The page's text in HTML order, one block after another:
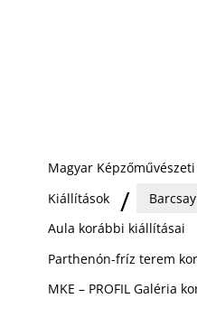
Magyar
Kiállítások
Aula korábbi kiállításai
Parthenón-fríz terem
MKE – PROFIL Galéria